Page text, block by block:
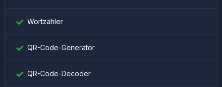
Wortzähler
QR-Code-Generator
QR-Code-Decoder